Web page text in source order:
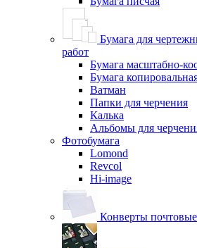
Бумага для
работ
Бумага масштабно-
Бумага
Ватман
Папки для черчения
Калька
Альбомы для
Фотобумага
Lomond
Revcol
Hi-image
Конверты почтовые